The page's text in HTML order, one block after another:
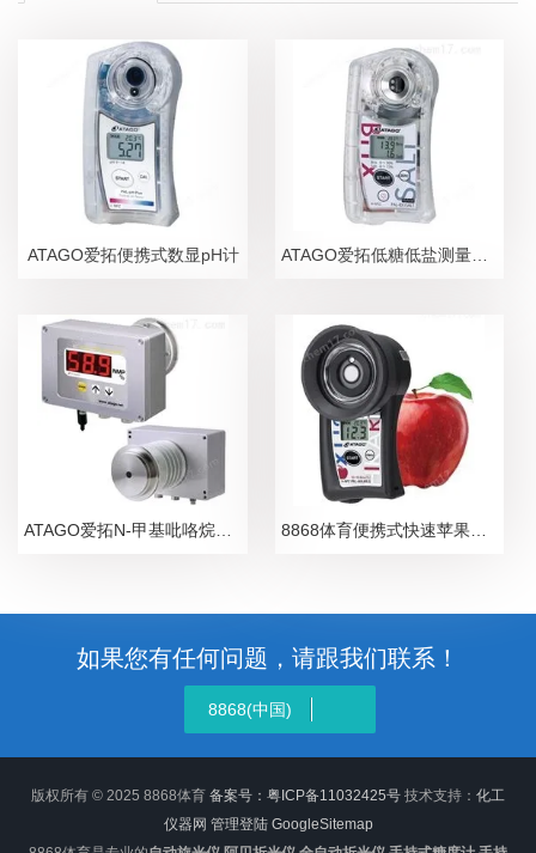
ATAGO爱拓便携式数显pH计 ATAGO爱拓低糖低盐测量糖盐度计
8868体育便携式快速苹果无损糖度计
如果您有任何问题，请跟我们联系！
8868(中国)
版权所有 © 2025 8868体育 备案号：粤ICP备11032425号 技术支持： 化工
仪器网 管理登陆 GoogleSitemap